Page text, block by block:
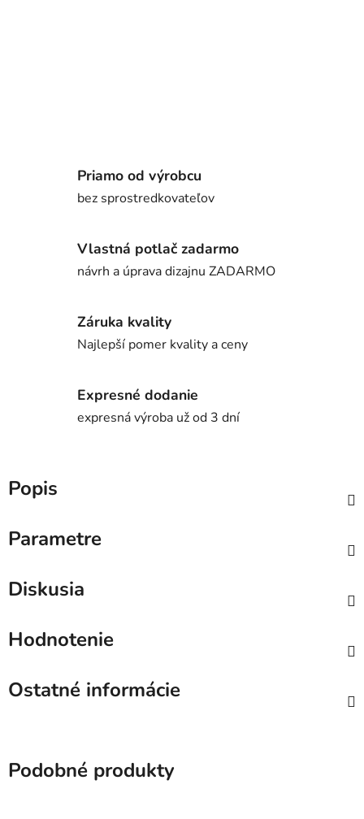
Priamo od výrobcu
bez sprostredkovateľov
Vlastná potlač zadarmo
návrh a úprava dizajnu ZADARMO
Záruka kvality
Najlepší pomer kvality a ceny
Expresné dodanie
expresná výroba už od 3 dní
Popis
Parametre
Diskusia
Hodnotenie
Ostatné informácie
Podobné produkty